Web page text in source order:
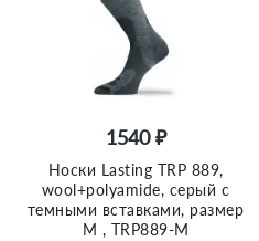
1540 ₽
Носки Lasting TRP 889,
wool+polyamide, серый с
темными вставками, размер
M , TRP889-M